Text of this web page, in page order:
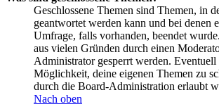
Geschlossene Themen sind Themen, in
geantwortet werden kann und bei denen
Umfrage, falls vorhanden, beendet
aus vielen Gründen durch einen
Administrator gesperrt werden. Eventuell
Möglichkeit, deine eigenen Themen zu
durch die Board-Administration erlaubt
Nach oben